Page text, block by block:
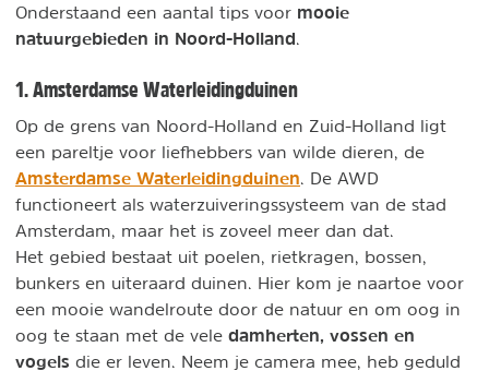
Onderstaand een aantal tips voor mooie
natuurgebieden in Noord-Holland
1. Amsterdamse Waterleidingduinen
Op de grens van Noord-Holland en Zuid-Holland ligt
een pareltje voor liefhebbers van wilde dieren, de
Amsterdamse Waterleidingduinen . De AWD
functioneert als waterzuiveringssysteem van de stad
Amsterdam, maar het is zoveel meer dan dat.
Het gebied bestaat uit poelen, rietkragen, bossen,
bunkers en uiteraard duinen. Hier kom je naartoe voor
een mooie wandelroute door de natuur en om oog in
oog te staan met de vele damherten, vossen en
vogels die er leven. Neem je camera mee, heb geduld